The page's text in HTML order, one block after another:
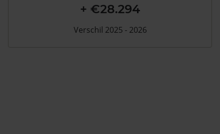
+ €28.294
Verschil 2025 - 2026